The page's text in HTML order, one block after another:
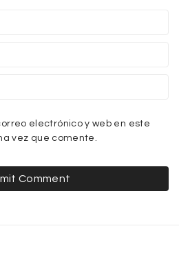
electrónico y web en este
vez que comente.